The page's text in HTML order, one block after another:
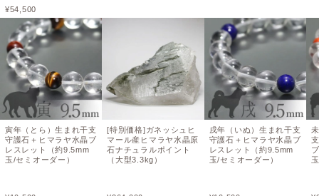
¥54,500
寅年（とら）生まれ干支
守護石＋ヒマラヤ水晶ブ
レスレット（約9.5mm
玉/セミオーダー）
[特別価格]ガネッシュヒ
マール産ヒマラヤ水晶原
石ナチュラルポイント
（大型3.3kg）
戌年（いぬ）生まれ干支
守護石＋ヒマラヤ水晶ブ
レスレット（約9.5mm
玉/セミオーダー）